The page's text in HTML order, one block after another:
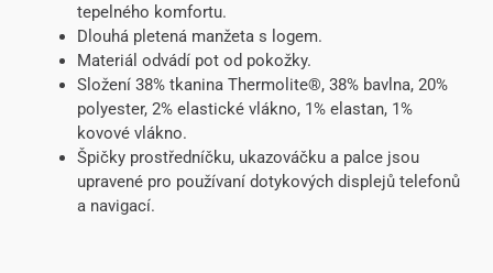
tepelného komfortu.
Dlouhá pletená manžeta s logem.
Materiál odvádí pot od pokožky.
Složení 38% tkanina Thermolite®, 38% bavlna, 20%
polyester, 2% elastické vlákno, 1% elastan, 1%
kovové vlákno.
Špičky prostředníčku, ukazováčku a palce jsou
upravené pro používaní dotykových displejů telefonů
a navigací.